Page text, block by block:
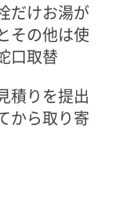
だけお湯が
その他は使
口取替
積りを提出
から取り寄